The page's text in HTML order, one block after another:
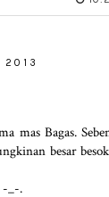
2013
Bagas.
besar
-_-.